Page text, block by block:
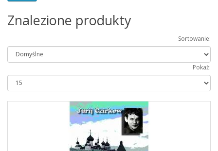
Znalezione produkty
Sortowanie:
Pokaż: